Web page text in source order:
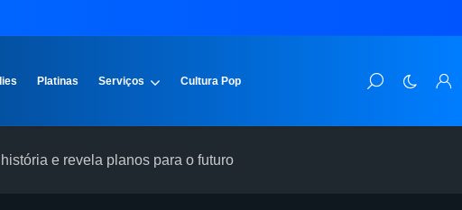
Platinas Serviços Cultura Pop
e revela planos para o futuro